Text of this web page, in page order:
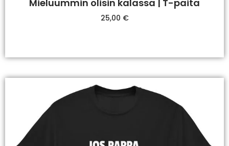
Mieluummin olisin kalassa | T-paita
25,00 €